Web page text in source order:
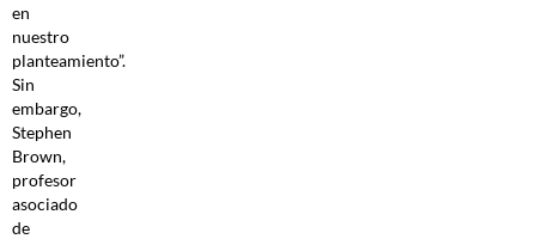
en
nuestro
planteamiento”.
Sin
embargo,
Stephen
Brown,
profesor
asociado
de